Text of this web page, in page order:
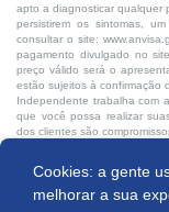
Cookies: a gente
melhorar a sua
apto a diagnosticar qualquer
persistirem os sintomas,
consultar o site:
pagamento divulgado no
preço válido será o
estão sujeitos à confirmação
Independente trabalha com
que você possa realizar
dos clientes são